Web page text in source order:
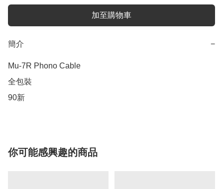
加至購物車
簡介 −
Mu-7R Phono Cable
全包裝
90新
你可能感興趣的商品